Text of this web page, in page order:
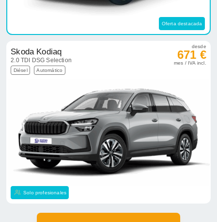
Oferta destacada
Skoda Kodiaq
2.0 TDI DSG Selection
Diésel Automático
desde
671 €
mes / IVA incl.
Solo profesionales